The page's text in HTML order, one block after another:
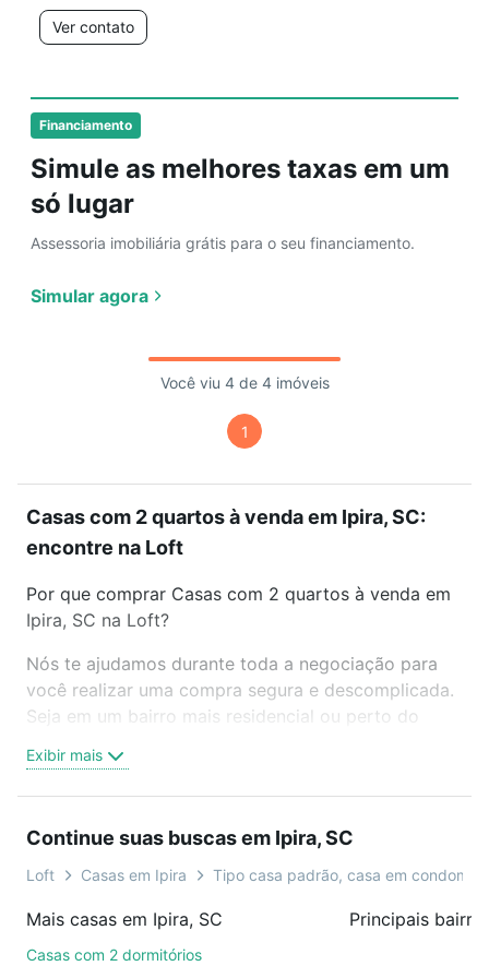
Financiamento
Simule as melhores taxas em um
só lugar
Assessoria imobiliária grátis para o seu financiamento.
Simular agora
Ver contato
Você viu 4 de 4 imóveis
1
Casas com 2 quartos à venda em Ipira, SC:
encontre na Loft
Por que comprar Casas com 2 quartos à venda em
Ipira, SC na Loft?
Nós te ajudamos durante toda a negociação para
você realizar uma compra segura e descomplicada.
Seja em um bairro mais residencial ou perto do
oferta ideal de Casas com 2 quartos à venda em
Ipira, SC para conquistar seu sonho. Agende uma
compromisso e você ainda conta com mais de 46
mil corretores e imobiliárias te ajudando na compra,
Como escolher um imóvel?
Exibir mais
Continue suas buscas em Ipira, SC
Loft Casas em Ipira Tipo casa padrão, casa em
Mais casas em Ipira, SC
Casas com 2 dormitórios
Principais